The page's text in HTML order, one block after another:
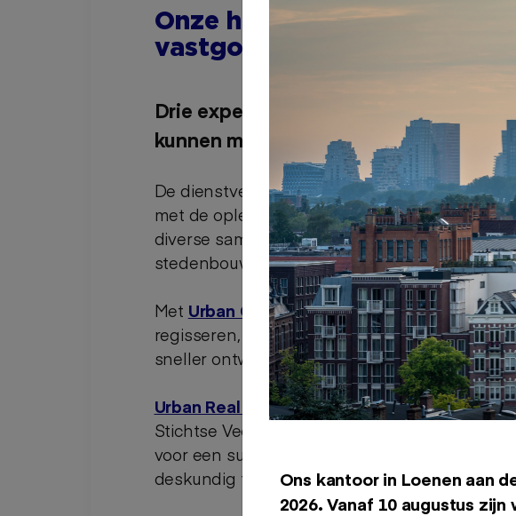
Onze hoofdactiviteiten
vastgoed
Drie expertises gebundeld in één
kunnen maken.
De dienstverlening van Urban Properties
met de oplevering. We ontwikkelen voor
diverse samenwerkingsmogelijkheden. Onze
stedenbouw en landschappelijk inpassing.
Met Urban Constructverzorgen we de
regisseren, wordt de doorloopsnelheid van
sneller ontwikkelen en bouwen. Dit
Urban Real Estatericht zich op vastgoed,
Stichtse Vecht, Hilversum en De Ronde
voor een succesvolle aan- of verkoop. Je
deskundig taxatierapport.Ons kantoor in Loenen aan
2026. Vanaf 10 augustus